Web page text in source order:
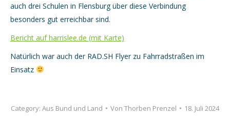
auch drei Schulen in Flensburg über diese Verbindung
besonders gut erreichbar sind.
Bericht auf harrislee.de (mit Karte)
Natürlich war auch der RAD.SH Flyer zu Fahrradstraßen im
Einsatz
Category: Aus Bund und Land Von Thorben Prenzel
18. Juli 2024